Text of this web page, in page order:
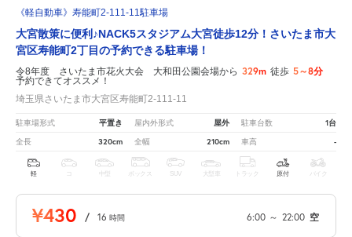
《軽自動車》寿能町2-111-11駐車場
大宮散策に便利♪NACK5スタジアム大宮徒歩12分！さいたま市大
宮区寿能町2丁目の予約できる駐車場！
令8年度 さいたま市花火大会 大和田公園会場から 329m 徒歩 5～8分
予約できてオススメ！
埼玉県さいたま市大宮区寿能町2-111-11
駐車場形式 平置き 屋内外形式 屋外 駐車台数 1台
全長 320cm 全幅 210cm 車高 -
軽 中型 ボックス SUV 大型車 トラック 原付 バイク
¥430 / 16 時間 6:00 ～ 22:00 空